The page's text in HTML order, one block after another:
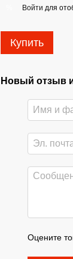
Войти для
Купить
Новый отзыв
Оцените